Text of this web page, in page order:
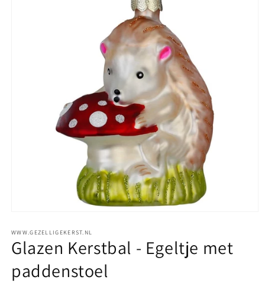
WWW.GEZELLIGEKERST.NL
Glazen Kerstbal - Egeltje met
paddenstoel